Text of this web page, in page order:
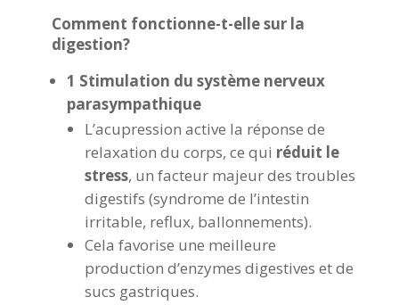
Comment fonctionne-t-elle sur la
digestion?
1 Stimulation du système nerveux
parasympathique
L’acupression active la réponse de
relaxation du corps, ce qui réduit le
stress, un facteur majeur des troubles
digestifs (syndrome de l’intestin
irritable, reflux, ballonnements).
Cela favorise une meilleure
production d’enzymes digestives et de
sucs gastriques.